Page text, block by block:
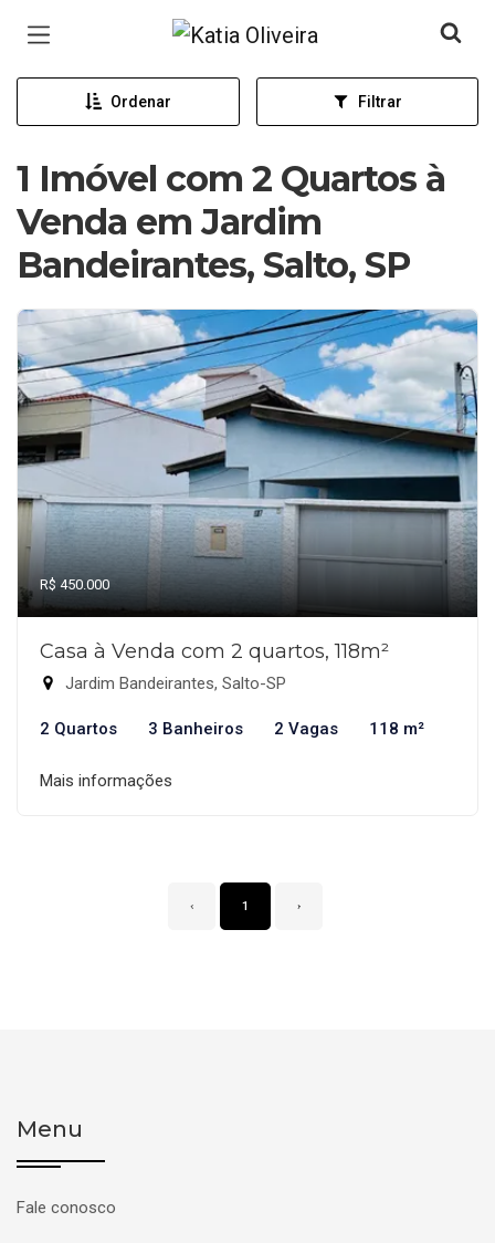
Página inicial
Ordenar Filtrar
1 Imóvel com 2 Quartos à
Venda em Jardim
Bandeirantes, Salto, SP
R$ 450.000
Casa à Venda com 2 quartos, 118m²
Jardim Bandeirantes, Salto-SP
2 Quartos 3 Banheiros 2 Vagas 118 m²
Mais informações
‹ 1 ›
Menu
Fale conosco